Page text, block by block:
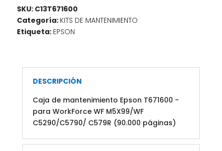
SKU: C13T671600
Categoría: KITS DE MANTENIMIENTO
Etiqueta: EPSON
DESCRIPCIÓN
Caja de mantenimiento Epson T671600 -
para WorkForce WF M5X99/WF
C5290/C5790/ C579R (90.000 páginas)